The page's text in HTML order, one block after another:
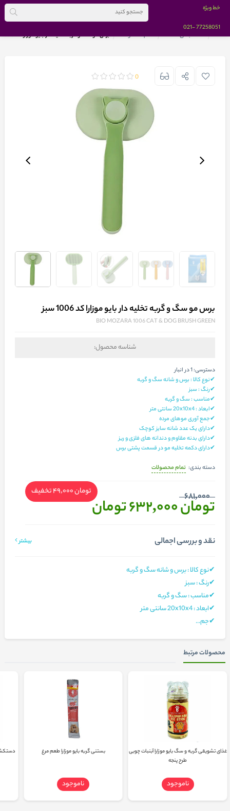
خط ویژه
77258051
-021
خانه
دسته بندی کالاها تمام محصولات برس مو سگ و گربه تخلیه دار بایو موزارا کد 1006 سبز
برس مو سگ و گربه تخلیه دار بایو موزارا کد 1006 سبز
BIO MOZARA 1006 CAT & DOG BRUSH GREEN
شناسه محصول:
دسترسی:1 در انبار
✔نوع کالا : برس و شانه سگ و گربه
✔رنگ : سبز
✔مناسب : سگ و گربه
✔ابعاد : 20x10x4 سانتی‌ متر
✔جمع آوری موهای مرده
✔دارای یک عدد شانه سایز کوچک
✔دارای بدنه مقاوم و دندانه های فلزی و ریز
✔دارای دکمه تخلیه مو در قسمت پشتی برس
دسته بندی: تمام محصولات
681,000
تومان 632,000 تومان
تومان 49,000 تخفیف
0
نقد و بررسی اجمالی بیشتر
✔نوع کالا : برس و شانه سگ و گربه
✔رنگ : سبز
✔مناسب : سگ و گربه
✔ابعاد : 20x10x4 سانتی‌ متر
✔جم...
محصولات مرتبط
غذای تشویقی گربه و سگ بایو موزارا آبنبات چوبی
طرح پنجه‌
ناموجود
بستنی گربه بایو موزارا طعم مرغ
ناموجود
دستکش